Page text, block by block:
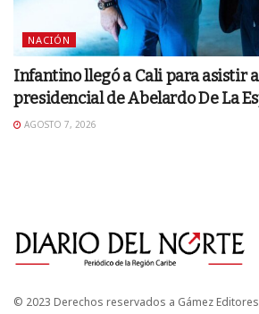
NACIÓN
Infantino llegó a Cali para asistir
presidencial de Abelardo De La
AGOSTO 7, 2026
© 2023 Derechos reservados a Gámez